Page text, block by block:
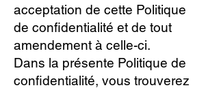
acceptation de cette Politique
de confidentialité et de tout
amendement à celle-ci.
Dans la présente Politique de
confidentialité, vous trouverez